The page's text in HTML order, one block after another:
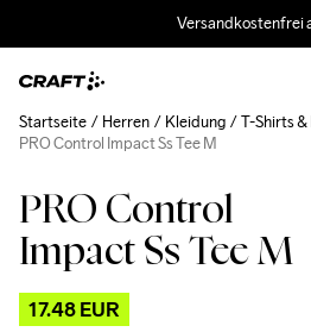
Versandkostenfrei
PRO Control
Impact Ss Tee M
17.48 EUR
Startseite Herren Kleidung
T-Shirts
PRO Control Impact Ss Tee M
Outlet